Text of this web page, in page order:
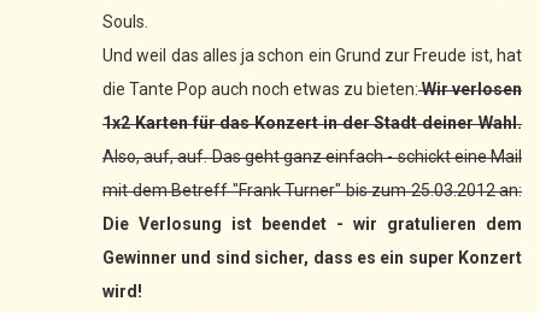
Souls.
Und weil das alles ja schon ein Grund zur Freude ist, hat
die Tante Pop auch noch etwas zu bieten: Wir verlosen
1x2 Karten für das Konzert in der Stadt deiner Wahl.
Also, auf, auf. Das geht ganz einfach - schickt eine Mail
mit dem Betreff "Frank Turner" bis zum 25.03.2012 an:
Die Verlosung ist beendet - wir gratulieren dem
Gewinner und sind sicher, dass es ein super Konzert
wird!